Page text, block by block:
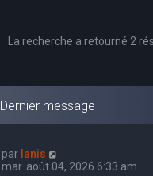
La recherche a retourné 2
Dernier message
par Ianis
mar. août 04, 2026 6:33 am